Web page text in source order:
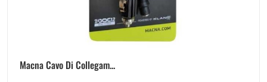
Macna Cavo Di Collegam...